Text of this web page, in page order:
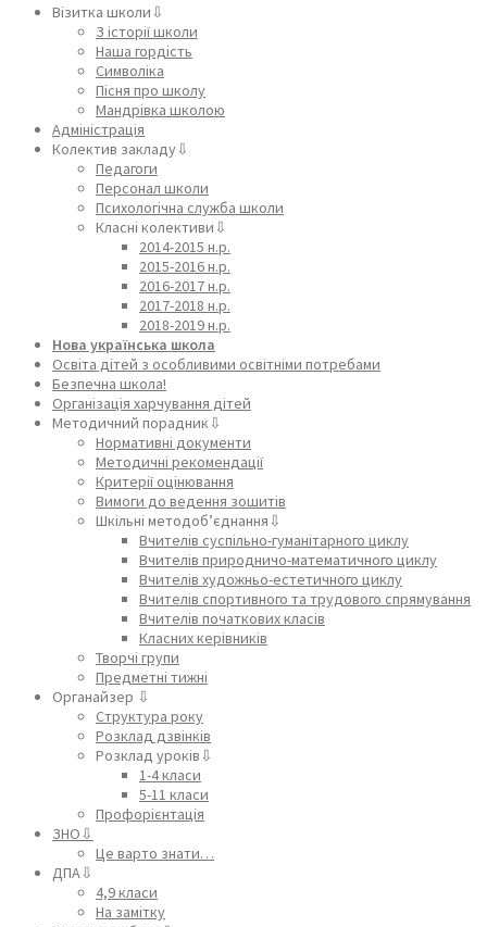
Візитка школи⇩
З історії школи
Наша гордість
Символіка
Пісня про школу
Мандрівка школою
Адміністрація
Колектив закладу⇩
Педагоги
Персонал школи
Психологічна служба школи
Класні колективи⇩
2014-2015 н.р.
2015-2016 н.р.
2016-2017 н.р.
2017-2018 н.р.
2018-2019 н.р.
Нова українська школа
Освіта дітей з особливими освітніми потребами
Безпечна школа!
Організація харчування дітей
Методичний порадник⇩
Нормативні документи
Методичні рекомендації
Критерії оцінювання
Вимоги до ведення зошитів
Шкільні методоб’єднання⇩
Вчителів суспільно-гуманітарного циклу
Вчителів природничо-математичного циклу
Вчителів художньо-естетичного циклу
Вчителів спортивного та трудового спрямування
Вчителів початкових класів
Класних керівників
Творчі групи
Предметні тижні
Органайзер ⇩
Структура року
Розклад дзвінків
Розклад уроків⇩
1-4 класи
5-11 класи
Профорієнтація
ЗНО⇩
Це варто знати…
ДПА⇩
4,9 класи
На замітку